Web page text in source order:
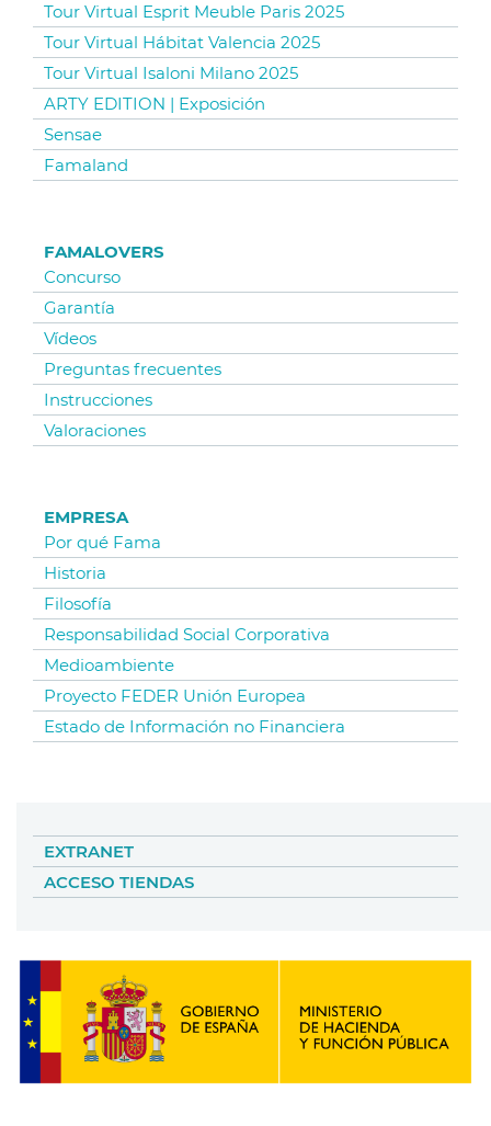
Tour Virtual Esprit Meuble Paris 2025
Tour Virtual Hábitat Valencia 2025
Tour Virtual Isaloni Milano 2025
ARTY EDITION | Exposición
Sensae
Famaland
FAMALOVERS
Concurso
Garantía
Vídeos
Preguntas frecuentes
Instrucciones
Valoraciones
EMPRESA
Por qué Fama
Historia
Filosofía
Responsabilidad Social Corporativa
Medioambiente
Proyecto FEDER Unión Europea
Estado de Información no Financiera
EXTRANET
ACCESO TIENDAS